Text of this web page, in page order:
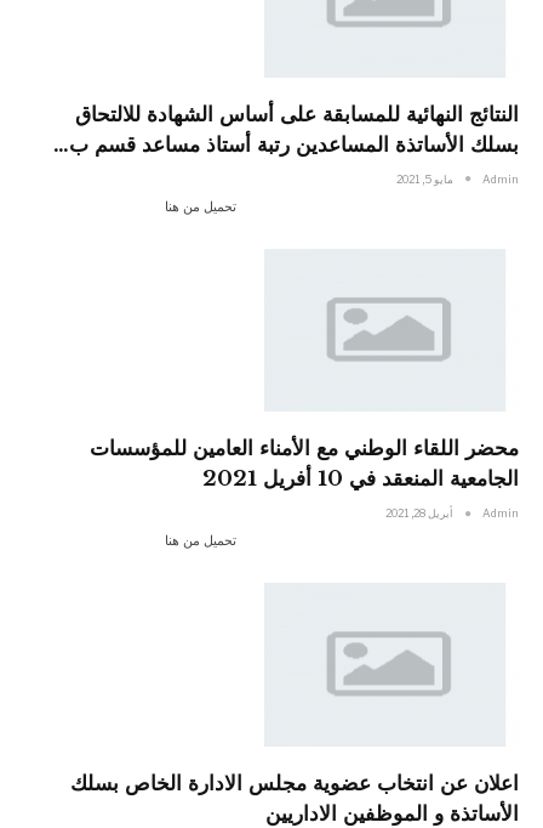
النتائج النهائية للمسابقة على أساس الشهادة للالتحاق
بسلك الأساتذة المساعدين رتبة أستاذ مساعد قسم ب…
Admin مايو 5, 2021
تحميل من هنا
محضر اللقاء الوطني مع الأمناء العامين للمؤسسات
الجامعية المنعقد في 10 أفريل 2021
Admin أبريل 28, 2021
تحميل من هنا
اعلان عن انتخاب عضوية مجلس الادارة الخاص بسلك
الأساتذة و الموظفين الاداريين